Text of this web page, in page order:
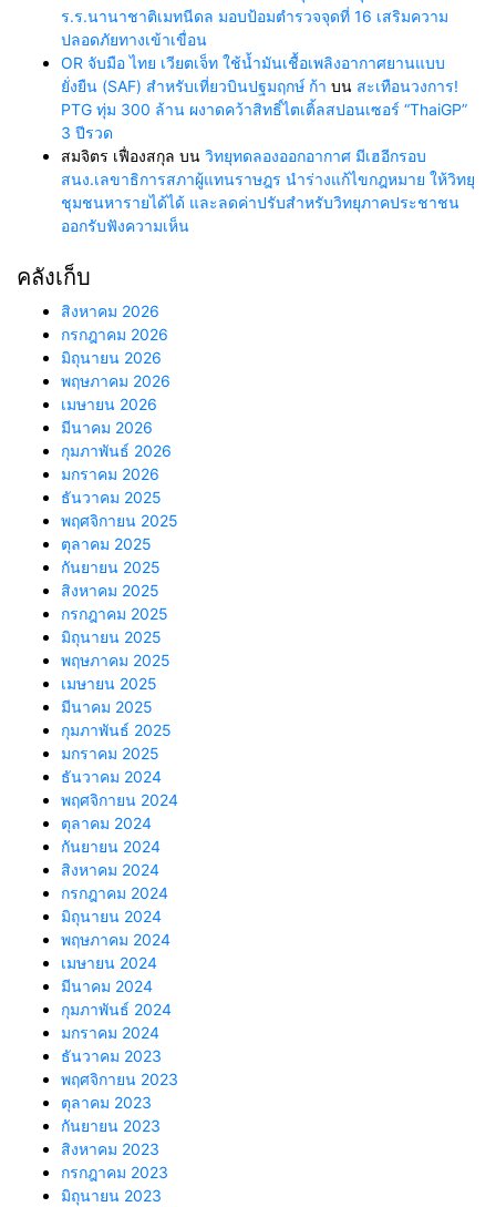
ร.ร.นานาชาติเมทนีดล มอบป้อมตำรวจจุดที่ 16 เสริมความ
ปลอดภัยทางเข้าเขื่อน
OR จับมือ ไทย เวียตเจ็ท ใช้น้ำมันเชื้อเพลิงอากาศยานแบบ
ยั่งยืน (SAF) สำหรับเที่ยวบินปฐมฤกษ์ ก้า บน สะเทือนวงการ!
PTG ทุ่ม 300 ล้าน ผงาดคว้าสิทธิ์ไตเติ้ลสปอนเซอร์ “ThaiGP”
3 ปีรวด
สมจิตร เฟื่องสกุล บน วิทยุทดลองออกอากาศ มีเฮอีกรอบ
สนง.เลขาธิการสภาผู้แทนราษฎร นำร่างแก้ไขกฎหมาย ให้วิทยุ
ชุมชนหารายได้ได้ และลดค่าปรับสำหรับวิทยุภาคประชาชน
ออกรับฟังความเห็น
คลังเก็บ
สิงหาคม 2026
กรกฎาคม 2026
มิถุนายน 2026
พฤษภาคม 2026
เมษายน 2026
มีนาคม 2026
กุมภาพันธ์ 2026
มกราคม 2026
ธันวาคม 2025
พฤศจิกายน 2025
ตุลาคม 2025
กันยายน 2025
สิงหาคม 2025
กรกฎาคม 2025
มิถุนายน 2025
พฤษภาคม 2025
เมษายน 2025
มีนาคม 2025
กุมภาพันธ์ 2025
มกราคม 2025
ธันวาคม 2024
พฤศจิกายน 2024
ตุลาคม 2024
กันยายน 2024
สิงหาคม 2024
กรกฎาคม 2024
มิถุนายน 2024
พฤษภาคม 2024
เมษายน 2024
มีนาคม 2024
กุมภาพันธ์ 2024
มกราคม 2024
ธันวาคม 2023
พฤศจิกายน 2023
ตุลาคม 2023
กันยายน 2023
สิงหาคม 2023
กรกฎาคม 2023
มิถุนายน 2023